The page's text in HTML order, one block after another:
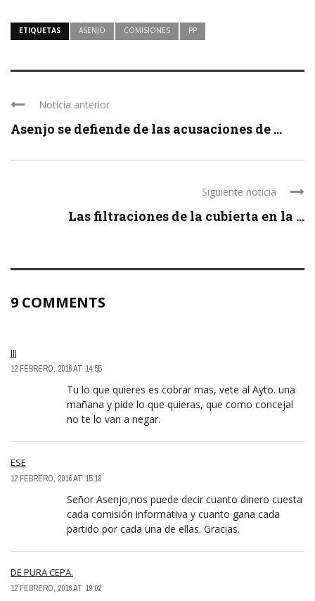
ETIQUETAS ASENJO COMISIONES PP
Noticia anterior
Asenjo se defiende de las acusaciones de ...
Siguiente noticia
Las filtraciones de la cubierta en la ...
9 COMMENTS
JJJ
12 FEBRERO, 2016 AT 14:55
Tu lo que quieres es cobrar mas, vete al Ayto. una
mañana y pide lo que quieras, que como concejal
no te lo van a negar.
ESE
12 FEBRERO, 2016 AT 15:18
Señor Asenjo,nos puede decir cuanto dinero cuesta
cada comisión informativa y cuanto gana cada
partido por cada una de ellas. Gracias.
DE PURA CEPA.
12 FEBRERO, 2016 AT 19:02